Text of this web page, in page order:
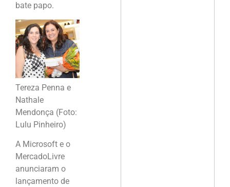
bate papo.
Tereza Penna e
Nathale
Mendonça (Foto:
Lulu Pinheiro)
A Microsoft e o
MercadoLivre
anunciaram o
lançamento de